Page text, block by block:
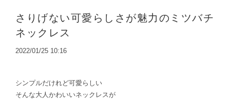
さりげない可愛らしさが魅力のミツバチ
ネックレス
2022/01/25 10:16
シンプルだけれど可愛らしい
そんな大人かわいいネックレスが